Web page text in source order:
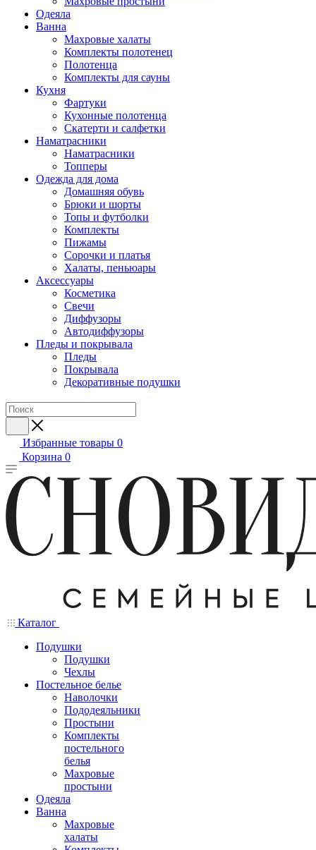
Одеяла
Ванна
Махровые халаты
Комплекты полотенец
Полотенца
Комплекты для сауны
Кухня
Фартуки
Кухонные полотенца
Скатерти и салфетки
Наматрасники
Наматрасники
Топперы
Одежда для дома
Домашняя обувь
Брюки и шорты
Топы и футболки
Комплекты
Пижамы
Сорочки и платья
Халаты, пеньюары
Аксессуары
Косметика
Свечи
Диффузоры
Автодиффузоры
Пледы и покрывала
Пледы
Покрывала
Декоративные подушки
Избранные товары 0
Корзина 0
Каталог
Подушки
Подушки
Чехлы
Постельное белье
Наволочки
Пододеяльники
Простыни
Комплекты
постельного
белья
Махровые
простыни
Одеяла
Ванна
Махровые
халаты